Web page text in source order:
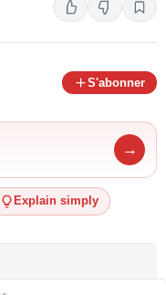
S'abonner
→
Explain simply